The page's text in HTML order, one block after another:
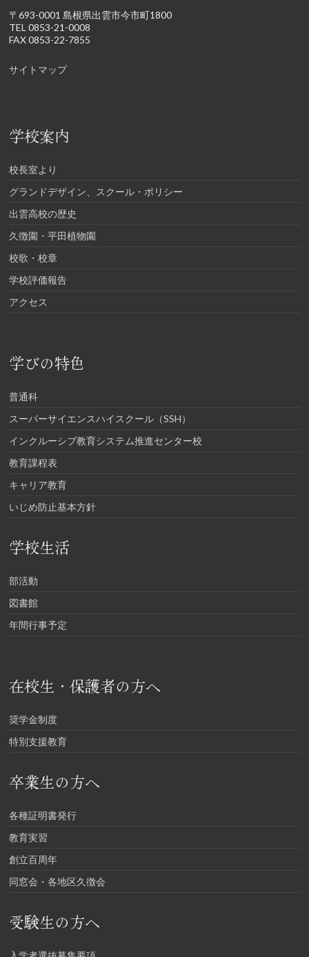
〒693-0001 島根県出雲市今市町1800
TEL 0853-21-0008
FAX 0853-22-7855
サイトマップ
学校案内
校長室より
グランドデザイン、スクール・ポリシー
出雲高校の歴史
久徴園・平田植物園
校歌・校章
学校評価報告
アクセス
学びの特色
普通科
スーパーサイエンスハイスクール（SSH）
インクルーシブ教育システム推進センター校
教育課程表
キャリア教育
いじめ防止基本方針
学校生活
部活動
図書館
年間行事予定
在校生・保護者の方へ
奨学金制度
特別支援教育
卒業生の方へ
各種証明書発行
教育実習
創立百周年
同窓会・各地区久徴会
受験生の方へ